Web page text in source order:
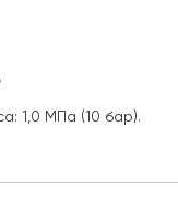
1,0 МПа (10 бар).